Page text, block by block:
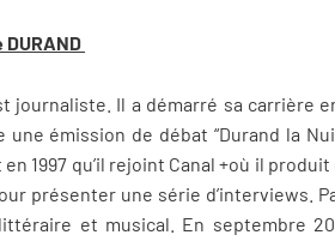
journaliste. Il a démarré sa carrière
une émission de débat “Durand la
en 1997 qu’il rejoint Canal +où il
présenter une série d’interviews.
et musical. En septembre